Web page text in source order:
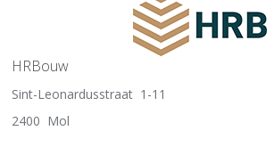
HRBouw
Sint-Leonardusstraat 1-11
2400 Mol